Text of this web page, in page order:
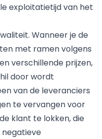
exploitatietijd van het
Wanneer je de
met ramen volgens
verschillende prijzen,
door wordt
van de leveranciers
te vervangen voor
klant te lokken, die
negatieve